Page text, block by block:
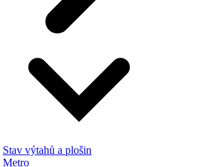
Stav výtahů a plošin
Metro